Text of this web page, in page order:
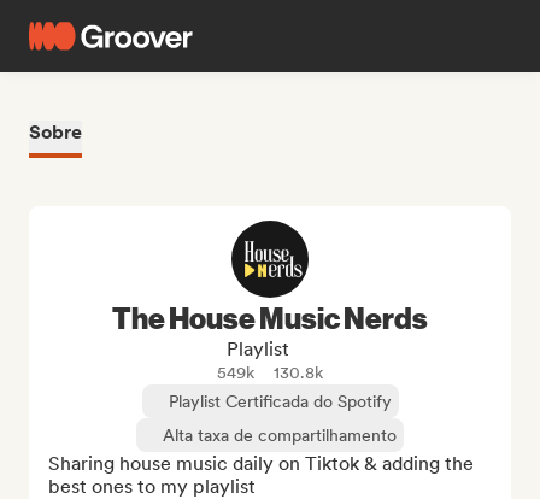
Sobre
The House Music Nerds
Playlist
549k
130.8k
Playlist Certificada do Spotify
Alta taxa de compartilhamento
Sharing house music daily on Tiktok & adding the
best ones to my playlist